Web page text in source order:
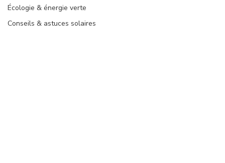
Écologie & énergie verte
Conseils & astuces solaires